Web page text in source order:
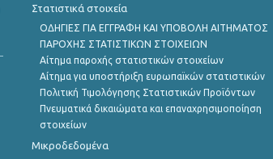
Στατιστικά στοιχεία
ΟΔΗΓΙΕΣ ΓΙΑ ΕΓΓΡΑΦΗ ΚΑΙ ΥΠΟΒΟΛΗ ΑΙΤΗΜΑΤΟΣ
ΠΑΡΟΧΗΣ ΣΤΑΤΙΣΤΙΚΩΝ ΣΤΟΙΧΕΙΩΝ
Αίτημα παροχής στατιστικών στοιχείων
Αίτημα για υποστήριξη ευρωπαϊκών στατιστικών
Πολιτική Τιμολόγησης Στατιστικών Προϊόντων
Πνευματικά δικαιώματα και επαναχρησιμοποίηση
στοιχείων
Μικροδεδομένα